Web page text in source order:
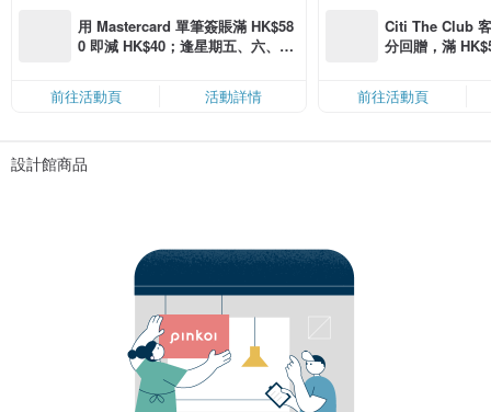
用 Mastercard 單筆簽賬滿 HK$58
0 即減 HK$40；逢星期五、六、日
卡」結帳）
前往活動頁 活動詳情
Citi The Club
分回贈，滿
前往活動頁
設計館商品